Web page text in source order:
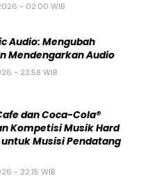
- 02:00 WIB
Audio: Mengubah
Mendengarkan Audio
- 23:58 WIB
dan Coca-Cola®
Kompetisi Musik Hard
untuk Musisi Pendatang
- 22:15 WIB